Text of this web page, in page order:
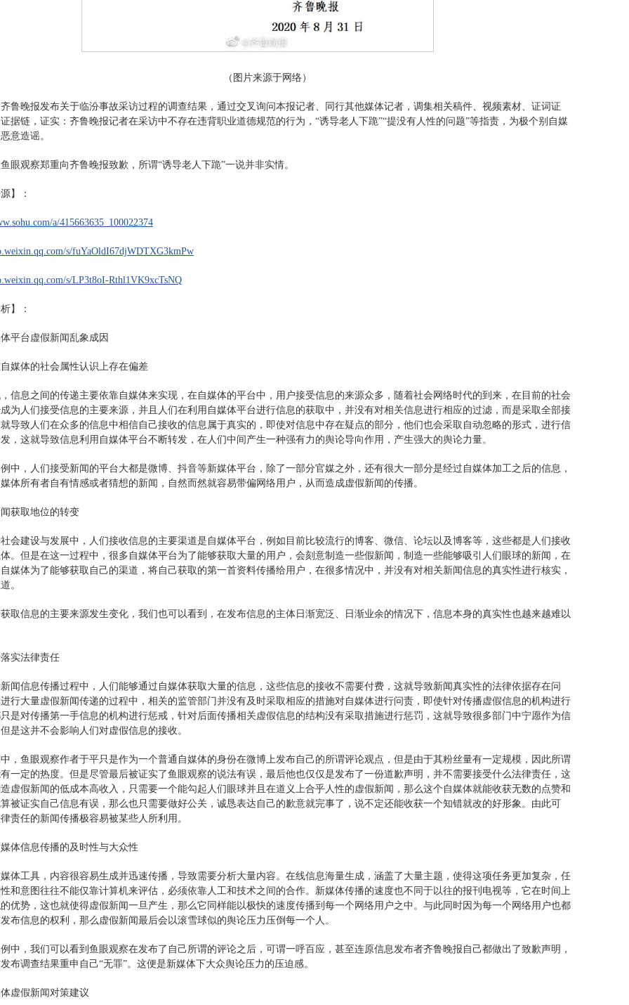
（图片来源于网络）
鲁晚报发布关于临汾事故采访过程的调查结果，通过交叉询问本报记者、同行其他媒体记者，调集相关稿件、视频素材、证词证
据链，证实：齐鲁晚报记者在采访中不存在违背职业道德规范的行为，“诱导老人下跪”“提没有人性的问题”等指责，为极个别自媒
意造谣。
眼观察郑重向齐鲁晚报致歉，所谓“诱导老人下跪”一说并非实情。
】：
a/415663635_100022374
s/fuYaOldI67djWDTXG3kmPw
s/LP3t8oI-Rthl1VK9xcTsNQ
】：
平台虚假新闻乱象成因
自媒体的社会属性认识上存在偏差
信息之间的传递主要依靠自媒体来实现，在自媒体的平台中，用户接受信息的来源众多，随着社会网络时代的到来，在目前的社会
为人们接受信息的主要来源，并且人们在利用自媒体平台进行信息的获取中，并没有对相关信息进行相应的过滤，而是采取全部接
导致人们在众多的信息中相信自己接收的信息属于真实的，即使对信息中存在疑点的部分，他们也会采取自动忽略的形式，进行信
，这就导致信息利用自媒体平台不断转发，在人们中间产生一种强有力的舆论导向作用，产生强大的舆论力量。
中，人们接受新闻的平台大都是微博、抖音等新媒体平台，除了一部分官媒之外，还有很大一部分是经过自媒体加工之后的信息，
体所有者自有情感或者猜想的新闻，自然而然就容易带偏网络用户，从而造成虚假新闻的传播。
闻获取地位的转变
会建设与发展中，人们接收信息的主要渠道是自媒体平台，例如目前比较流行的博客、微信、论坛以及博客等，这些都是人们接收
。但是在这一过程中，很多自媒体平台为了能够获取大量的用户，会刻意制造一些假新闻，制造一些能够吸引人们眼球的新闻，在
媒体为了能够获取自己的渠道，将自己获取的第一首资料传播给用户，在很多情况中，并没有对相关新闻信息的真实性进行核实，
。
取信息的主要来源发生变化，我们也可以看到，在发布信息的主体日渐宽泛、日渐业余的情况下，信息本身的真实性也越来越难以
落实法律责任
闻信息传播过程中，人们能够通过自媒体获取大量的信息，这些信息的接收不需要付费，这就导致新闻真实性的法律依据存在问
行大量虚假新闻传递的过程中，相关的监管部门并没有及时采取相应的措施对自媒体进行问责，即使针对传播虚假信息的机构进行
是对传播第一手信息的机构进行惩戒，针对后面传播相关虚假信息的结构没有采取措施进行惩罚，这就导致很多部门中宁愿作为信
是这并不会影响人们对虚假信息的接收。
，鱼眼观察作者于平只是作为一个普通自媒体的身份在微博上发布自己的所谓评论观点，但是由于其粉丝量有一定规模，因此所谓
一定的热度。但是尽管最后被证实了鱼眼观察的说法有误，最后他也仅仅是发布了一份道歉声明，并不需要接受什么法律责任，这
虚假新闻的低成本高收入，只需要一个能勾起人们眼球并且在道义上合乎人性的虚假新闻，那么这个自媒体就能收获无数的点赞和
被证实自己信息有误，那么也只需要做好公关，诚恳表达自己的歉意就完事了，说不定还能收获一个知错就改的好形象。由此可
责任的新闻传播极容易被某些人所利用。
媒体信息传播的及时性与大众性
体工具，内容很容易生成并迅速传播，导致需要分析大量内容。在线信息海量生成，涵盖了大量主题，使得这项任务更加复杂，任
和意图往往不能仅靠计算机来评估，必须依靠人工和技术之间的合作。新媒体传播的速度也不同于以往的报刊电视等，它在时间上
优势，这也就使得虚假新闻一旦产生，那么它同样能以极快的速度传播到每一个网络用户之中。与此同时因为每一个网络用户也都
布信息的权利，那么虚假新闻最后会以滚雪球似的舆论压力压倒每一个人。
中，我们可以看到鱼眼观察在发布了自己所谓的评论之后，可谓一呼百应，甚至连原信息发布者齐鲁晚报自己都做出了致歉声明，
布调查结果重申自己“无罪”。这便是新媒体下大众舆论压力的压迫感。
虚假新闻对策建议